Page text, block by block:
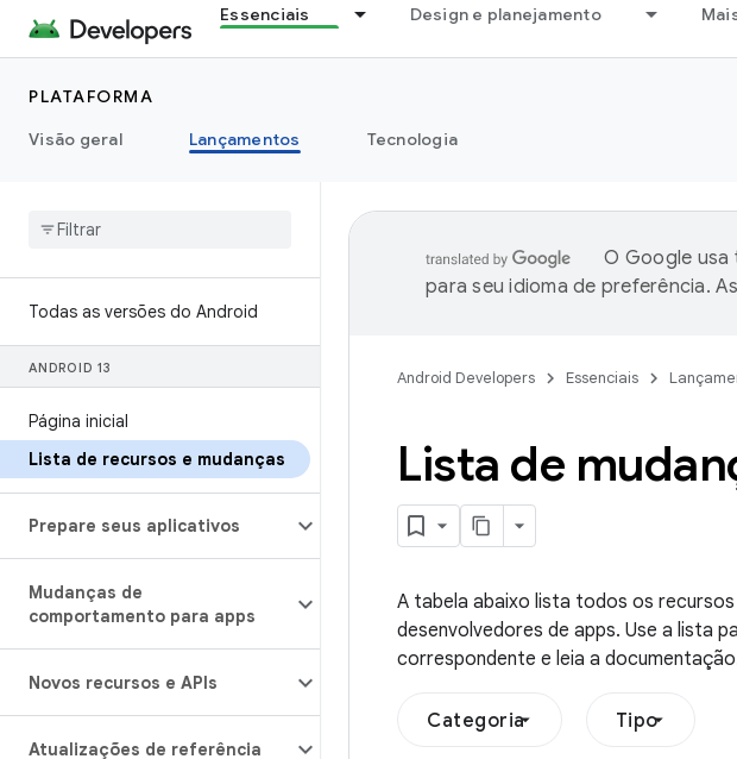
Essenciais Design e planejamento
PLATAFORMA
Visão geral
Lançamentos Tecnologia
Todas as versões do Android
ANDROID 13
Página inicial
Lista de recursos e mudanças
Prepare seus aplicativos
Mudanças de
comportamento para apps
Novos recursos e APIs
Atualizações de referência
O Google
para seu idioma de preferência.
Android Developers Essenciais
Lista de
A tabela abaixo lista todos os
desenvolvedores de apps. Use a lista
correspondente e leia a
Categoria Tipo